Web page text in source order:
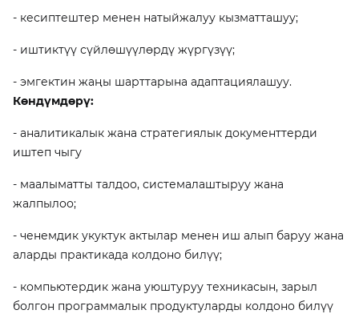
- кесиптештер менен натыйжалуу кызматташуу;
- иштиктүү сүйлөшүүлөрдү жүргүзүү;
- эмгектин жаңы шарттарына адаптациялашуу.
Көндүмдөрү:
- аналитикалык жана стратегиялык документтерди
иштеп чыгу
- маалыматты талдоо, системалаштыруу жана
жалпылоо;
- ченемдик укуктук актылар менен иш алып баруу жана
аларды практикада колдоно билүү;
- компьютердик жана уюштуруу техникасын, зарыл
болгон программалык продуктуларды колдоно билүү